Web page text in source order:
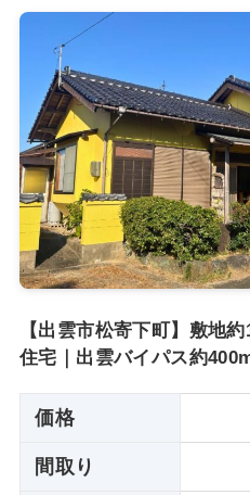
【出雲市松寄下町】敷地
住宅｜出雲バイパス約
価格
間取り